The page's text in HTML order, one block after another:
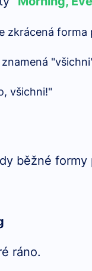
zkrácená forma
všichni!"
běžné formy
ráno.